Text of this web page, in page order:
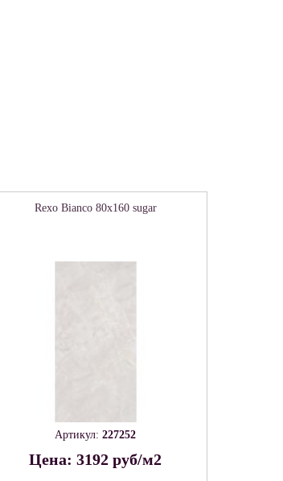
Rexo Bianco 80х160 sugar
Артикул:227252
Цена: 3192 руб/м2